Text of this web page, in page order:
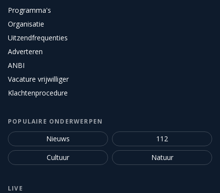
Programma's
Organisatie
Uitzendfrequenties
Adverteren
ANBI
Vacature vrijwilliger
Klachtenprocedure
POPULAIRE ONDERWERPEN
Nieuws
112
Cultuur
Natuur
LIVE